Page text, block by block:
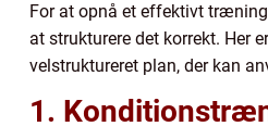
For at opnå et effektivt
at strukturere det korrekt. Her
velstruktureret plan, der kan
1.